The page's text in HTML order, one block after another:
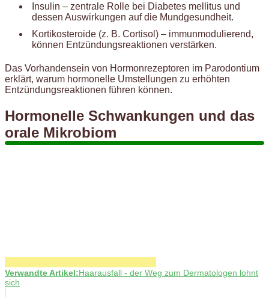
Insulin – zentrale Rolle bei Diabetes mellitus und
dessen Auswirkungen auf die Mundgesundheit.
Kortikosteroide (z. B. Cortisol) – immunmodulierend,
können Entzündungsreaktionen verstärken.
Das Vorhandensein von Hormonrezeptoren im Parodontium
erklärt, warum hormonelle Umstellungen zu erhöhten
Entzündungsreaktionen führen können.
Hormonelle Schwankungen und das
orale Mikrobiom
Verwandte Artikel:Haarausfall - der Weg zum Dermatologen lohnt
sich